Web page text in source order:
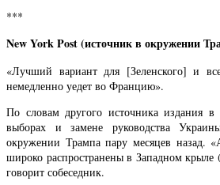
***
New York Post (источник в окружении
«Лучший вариант для [Зеленского] и
немедленно уедет во Францию».
По словам другого источника издания
выборах и замене руководства
окружении Трампа пару месяцев назад.
широко распространены в Западном
говорит собеседник.